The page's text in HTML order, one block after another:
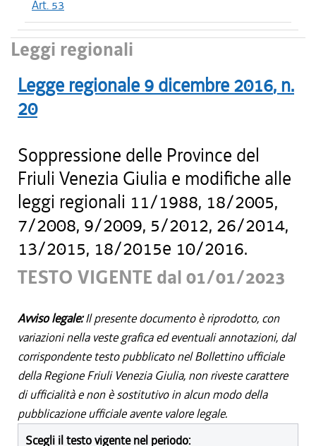
Art. 53
Leggi regionali
Legge regionale 9 dicembre 2016, n.
20
Soppressione delle Province del
Friuli Venezia Giulia e modifiche alle
leggi regionali 11/1988, 18/2005,
7/2008, 9/2009, 5/2012, 26/2014,
13/2015, 18/2015e 10/2016.
TESTO VIGENTE dal 01/01/2023
Avviso legale:Il presente documento è riprodotto, con
variazioni nella veste grafica ed eventuali annotazioni, dal
corrispondente testo pubblicato nel Bollettino ufficiale
della Regione Friuli Venezia Giulia, non riveste carattere
di ufficialità e non è sostitutivo in alcun modo della
pubblicazione ufficiale avente valore legale.
Scegli il testo vigente nel periodo: